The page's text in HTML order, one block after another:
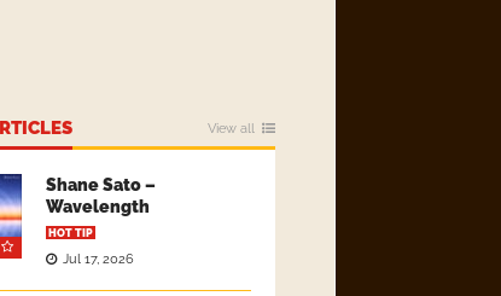
View all
Shane Sato –
Wavelength
HOT TIP
Jul 17, 2026